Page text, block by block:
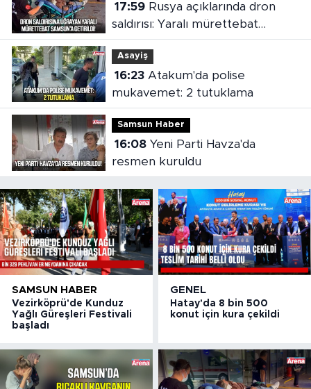
17:59Rusya açıklarında dron
saldırısı: Yaralı mürettebat
Samsun'a getirildi
Asayiş
16:23Atakum'da polise
mukavemet: 2 tutuklama
Samsun Haber
16:08Yeni Parti Havza'da
resmen kuruldu
SAMSUN HABER
Vezirköprü'de Kunduz
Yağlı Güreşleri Festivali
başladı
GENEL
Hatay'da 8 bin 500
konut için kura çekildi